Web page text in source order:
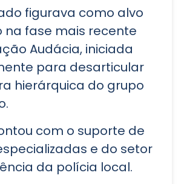
figurava como alvo
na fase mais recente
Audácia, iniciada
para desarticular
hierárquica do grupo
com o suporte de
e do setor
da polícia local.